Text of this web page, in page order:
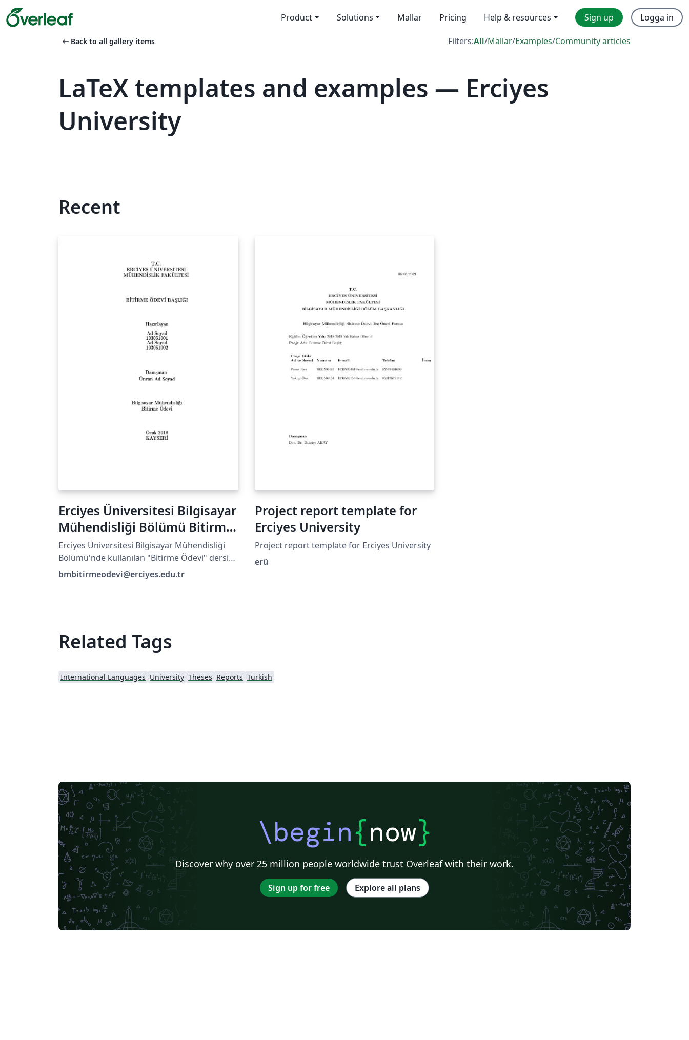
Product Solutions Mallar Pricing Help & resources Sign up Logga in
arrow_left_alt Back to all gallery items Filters:All/Mallar/Examples/Community articles
LaTeX templates and examples — Erciyes
University
Recent
Erciyes Üniversitesi Bilgisayar
Mühendisliği Bölümü Bitirme
Ödevi Tezi
Erciyes Üniversitesi Bilgisayar Mühendisliği
Bölümü'nde kullanılan "Bitirme Ödevi" dersi
tez formatı
bmbitirmeodevi@erciyes.edu.tr
Project report template for
Erciyes University
Project report template for Erciyes University
erü
Related Tags
International Languages University Theses Reports Turkish
\begin{now}
Discover why over 25 million people worldwide trust Overleaf with their work.
Sign up for free Explore all plans